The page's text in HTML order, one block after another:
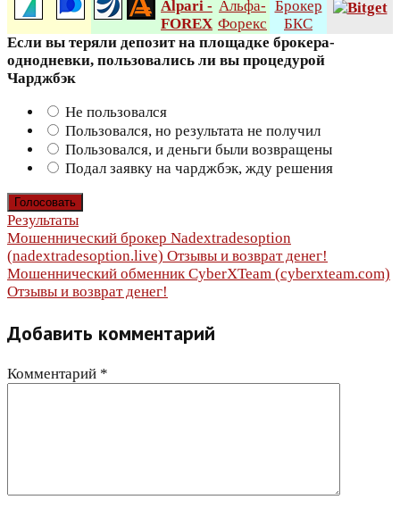
Если вы теряли депозит на площадке брокера-
однодневки, пользовались ли вы процедурой
Чарджбэк
Не пользовался
Пользовался, но результата не получил
Пользовался, и деньги были возвращены
Подал заявку на чарджбэк, жду решения
Результаты
Навигация
по
записям
Мошеннический брокер Nadextradesoption
(nadextradesoption.live) Отзывы и возврат денег!
Мошеннический обменник CyberXTeam (cyberxteam.com)
Отзывы и возврат денег!
Добавить комментарий
Комментарий *